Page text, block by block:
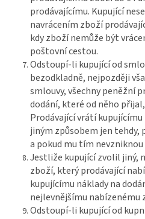
prodávajícímu. Kupující
navrácením zboží
kdy zboží nemůže být
poštovní cestou.
Odstoupí-li kupující od
bezodkladně, nejpozději
smlouvy, všechny peněžní
dodání, které od něho
Prodávající vrátí
jiným způsobem jen tehdy,
a pokud mu tím nevzniknou
Jestliže kupující zvolil jiný,
zboží, který prodávající
kupujícímu náklady na
nejlevnějšímu nabízenému
Odstoupí-li kupující od